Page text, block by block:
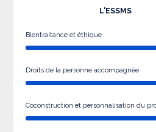
L'ESSMS
Bientraitance et éthique
Droits de la personne accompagnée
Coconstruction et personnalisation du